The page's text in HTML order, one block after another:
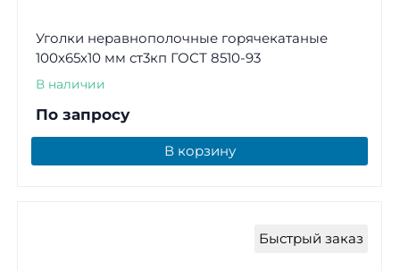
Уголки неравнополочные горячекатаные
100х65х10 мм ст3кп ГОСТ 8510-93
В наличии
По запросу
В корзину
Быстрый заказ